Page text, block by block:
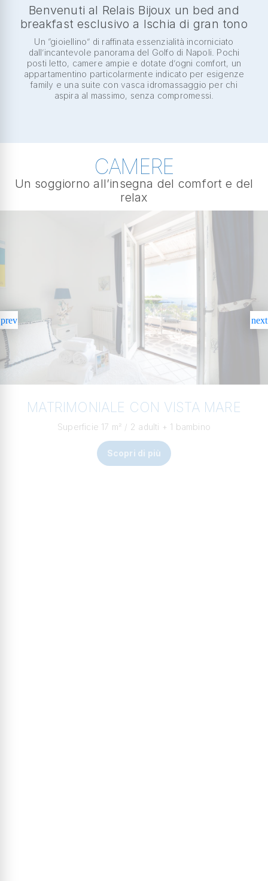
Benvenuti al Relais Bijoux un bed and
breakfast esclusivo a Ischia di gran tono
Un “gioiellino” di raffinata essenzialità incorniciato
dall’incantevole panorama del Golfo di Napoli. Pochi
posti letto, camere ampie e dotate d’ogni comfort, un
appartamentino particolarmente indicato per esigenze
family e una suite con vasca idromassaggio per chi
aspira al massimo, senza compromessi.
CAMERE
Un soggiorno all’insegna del comfort e del
relax
MATRIMONIALE CON VISTA MARE
Superficie 17 m² / 2 adulti + 1 bambino
Scopri di più